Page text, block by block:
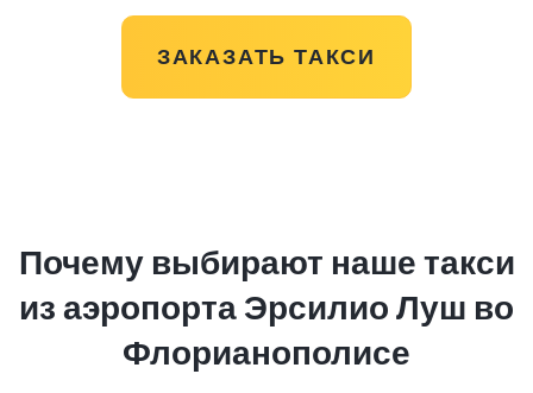
ЗАКАЗАТЬ ТАКСИ
Почему выбирают наше такси
из аэропорта Эрсилио Луш во
Флорианополисе